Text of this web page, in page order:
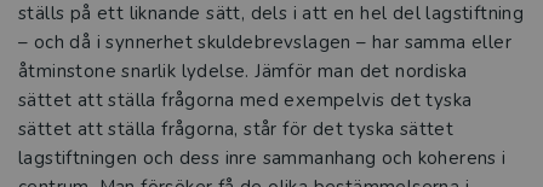
ställs på ett liknande sätt, dels i att en hel del lagstiftning
– och då i synnerhet skuldebrevslagen – har samma eller
åtminstone snarlik lydelse. Jämför man det nordiska
sättet att ställa frågorna med exempelvis det tyska
sättet att ställa frågorna, står för det tyska sättet
lagstiftningen och dess inre sammanhang och koherens i